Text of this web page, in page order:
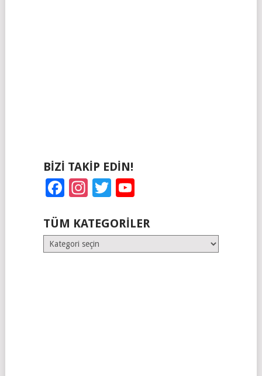
BIZI TAKIP EDIN!
Facebook
Instagram
Twitter
TÜM KATEGORILER
Tüm
Kategoriler